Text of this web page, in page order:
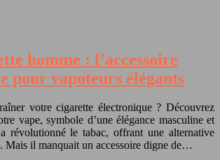
homme : l’accessoire
pour vapoteurs élégants
votre cigarette électronique ? Découvrez
vape, symbole d’une élégance masculine et
révolutionné le tabac, offrant une alternative
Mais il manquait un accessoire digne de…